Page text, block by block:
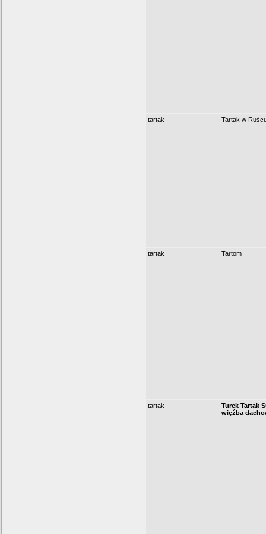
tartak Tartak w
tartak Tartom
tartak
Turek Tartak
więźba